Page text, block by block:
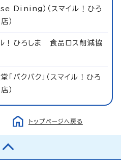
Dining）（スマイル！ひろ
）
！ひろしま 食品ロス削減協
バクバク」（スマイル！ひろ
）
トップページへ戻る